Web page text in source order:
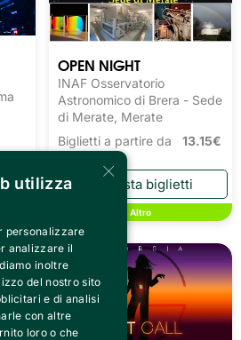
OPEN NIGHT
INAF Osservatorio
Astronomico di Brera - Sede
di Merate, Merate
Biglietti a partire da 13.15€
Altro
×
utilizza
personalizzare
analizzare il
inoltre
del nostro sito
e di analisi
con altre
loro o che